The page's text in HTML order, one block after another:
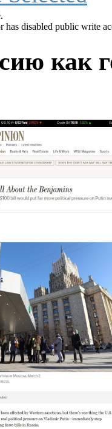
has disabled public write
как